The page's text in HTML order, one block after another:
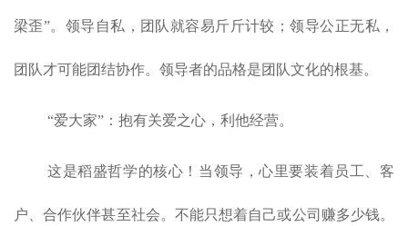
梁歪”。领导自私，团队就容易斤斤计较；领导公正无私，
团队才可能团结协作。领导者的品格是团队文化的根基。
“爱大家”：抱有关爱之心，利他经营。
这是稻盛哲学的核心！当领导，心里要装着员工、客
户、合作伙伴甚至社会。不能只想着自己或公司赚多少钱。